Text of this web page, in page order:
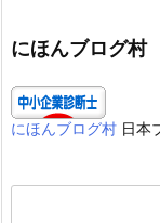
ー
にほんブログ村
にほんブログ村 日本